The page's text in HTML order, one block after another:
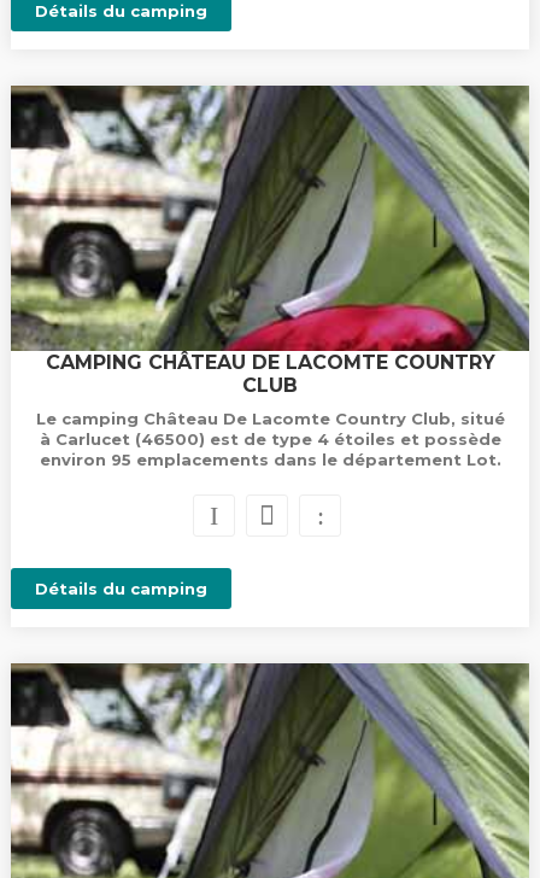
Détails du camping
CAMPING CHÂTEAU DE LACOMTE COUNTRY
CLUB
Le camping Château De Lacomte Country Club, situé
à Carlucet (46500) est de type 4 étoiles et possède
environ 95 emplacements dans le département Lot.
Détails du camping